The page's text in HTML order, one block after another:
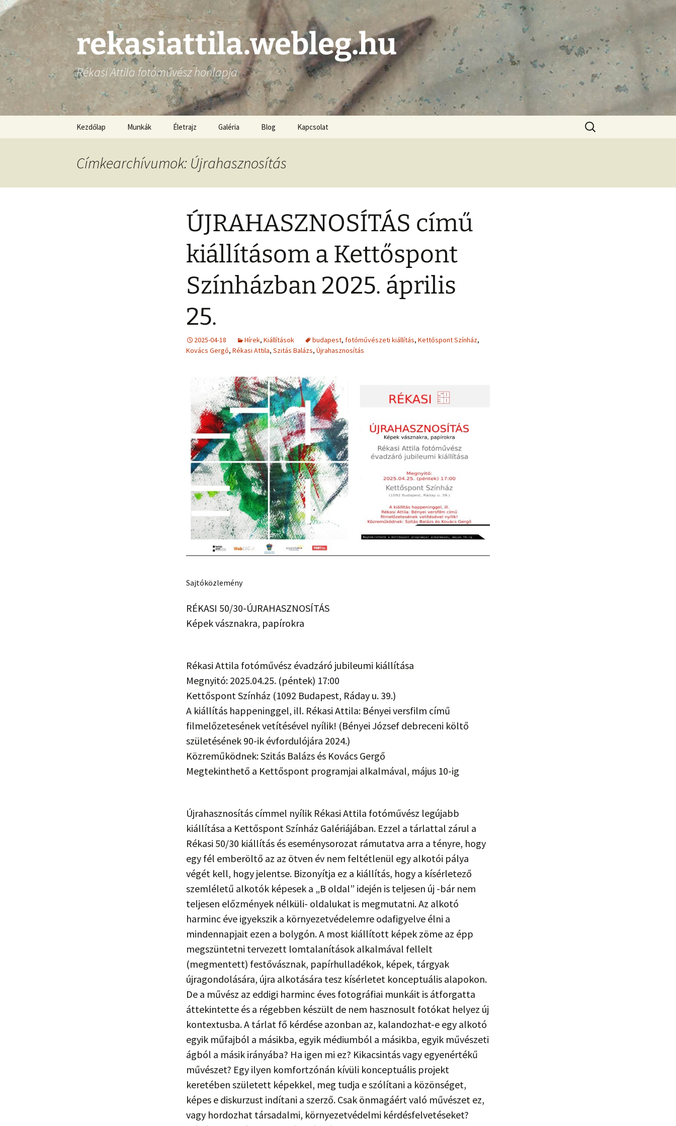
Ugrás
a
tartalomhoz
rekasiattila.webleg.hu
Rékasi Attila fotóművész honlapja
Kezdőlap Munkák Életrajz Galéria Blog Kapcsolat
Keresés:
Címkearchívumok: Újrahasznosítás
ÚJRAHASZNOSÍTÁS című
kiállításom a Kettőspont
Színházban 2025. április
25.
2025-04-18 Hírek, Kiállítások budapest, fotóművészeti kiállítás, Kettőspont Színház,
Kovács Gergő, Rékasi Attila, Szitás Balázs, Újrahasznosítás
Sajtóközlemény
RÉKASI 50/30-ÚJRAHASZNOSÍTÁS
Képek vásznakra, papírokra
Rékasi Attila fotóművész évadzáró jubileumi kiállítása
Megnyitó: 2025.04.25. (péntek) 17:00
Kettőspont Színház (1092 Budapest, Ráday u. 39.)
A kiállítás happeninggel, ill. Rékasi Attila: Bényei versfilm című
filmelőzetesének vetítésével nyílik! (Bényei József debreceni költő
születésének 90-ik évfordulójára 2024.)
Közreműködnek: Szitás Balázs és Kovács Gergő
Megtekinthető a Kettőspont programjai alkalmával, május 10-ig
Újrahasznosítás címmel nyílik Rékasi Attila fotóművész legújabb
kiállítása a Kettőspont Színház Galériájában. Ezzel a tárlattal zárul a
Rékasi 50/30 kiállítás és eseménysorozat rámutatva arra a tényre, hogy
egy fél emberöltő az az ötven év nem feltétlenül egy alkotói pálya
végét kell, hogy jelentse. Bizonyítja ez a kiállítás, hogy a kísérletező
szemléletű alkotók képesek a „B oldal” idején is teljesen új -bár nem
teljesen előzmények nélküli- oldalukat is megmutatni. Az alkotó
harminc éve igyekszik a környezetvédelemre odafigyelve élni a
mindennapjait ezen a bolygón. A most kiállított képek zöme az épp
megszüntetni tervezett lomtalanítások alkalmával fellelt
(megmentett) festővásznak, papírhulladékok, képek, tárgyak
újragondolására, újra alkotására tesz kísérletet konceptuális alapokon.
De a művész az eddigi harminc éves fotográfiai munkáit is átforgatta
áttekintette és a régebben készült de nem hasznosult fotókat helyez új
kontextusba. A tárlat fő kérdése azonban az, kalandozhat-e egy alkotó
egyik műfajból a másikba, egyik médiumból a másikba, egyik művészeti
ágból a másik irányába? Ha igen mi ez? Kikacsintás vagy egyenértékű
művészet? Egy ilyen komfortzónán kívüli konceptuális projekt
keretében született képekkel, meg tudja e szólítani a közönséget,
képes e diskurzust indítani a szerző. Csak önmagáért való művészet ez,
vagy hordozhat társadalmi, környezetvédelmi kérdésfelvetéseket?